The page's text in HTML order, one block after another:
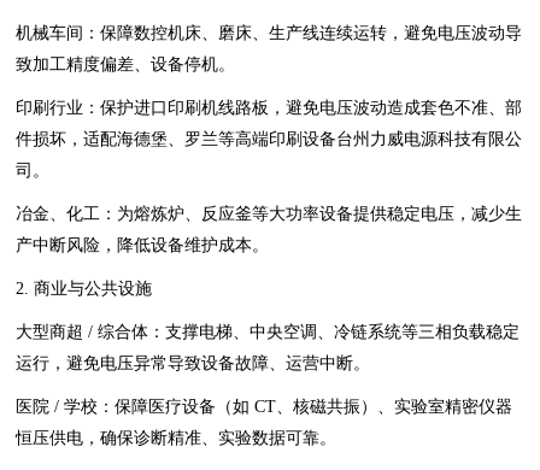
机械车间：保障数控机床、磨床、生产线连续运转，避免电压波动导
致加工精度偏差、设备停机。
印刷行业：保护进口印刷机线路板，避免电压波动造成套色不准、部
件损坏，适配海德堡、罗兰等高端印刷设备台州力威电源科技有限公
司。
冶金、化工：为熔炼炉、反应釜等大功率设备提供稳定电压，减少生
产中断风险，降低设备维护成本。
2. 商业与公共设施
大型商超 / 综合体：支撑电梯、中央空调、冷链系统等三相负载稳定
运行，避免电压异常导致设备故障、运营中断。
医院 / 学校：保障医疗设备（如 CT、核磁共振）、实验室精密仪器
恒压供电，确保诊断精准、实验数据可靠。